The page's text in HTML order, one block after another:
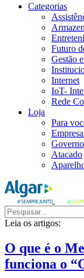
Categorias
Futuro
Gestão
Internet
IoT-
Rede
Loja
Para
Governo
Atacado
Leia os artigos:
O que é o
funciona o